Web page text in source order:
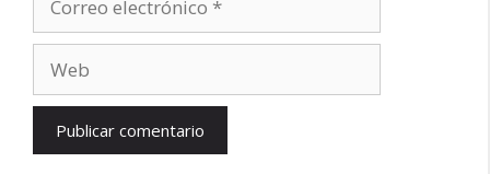
electrónico